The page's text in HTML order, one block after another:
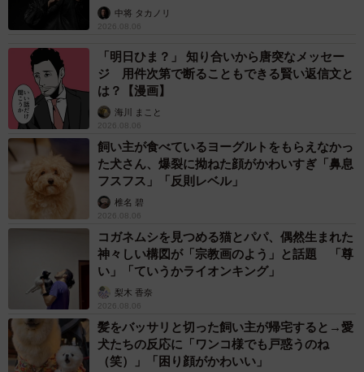
未熟」中将 タカノリ
2026.08.06
「明日ひま？」 知り合いから唐突なメッセー
ジ 用件次第で断ることもできる賢い返信文と
は？【漫画】
海川 まこと
2026.08.06
飼い主が食べているヨーグルトをもらえなかっ
た犬さん、爆裂に拗ねた顔がかわいすぎ「鼻息
フスフス」「反則レベル」
椎名 碧
2026.08.06
コガネムシを見つめる猫とパパ、偶然生まれた
神々しい構図が「宗教画のよう」と話題 「尊
い」「ていうかライオンキング」
梨木 香奈
2026.08.06
髪をバッサリと切った飼い主が帰宅すると→愛
犬たちの反応に「ワンコ様でも戸惑うのね
（笑）」「困り顔がかわいい」